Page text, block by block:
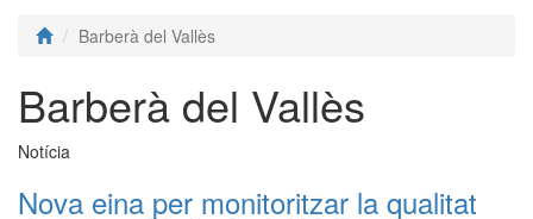
Barberà del Vallès
Barberà del Vallès
Notícia
Nova eina per monitoritzar la qualitat